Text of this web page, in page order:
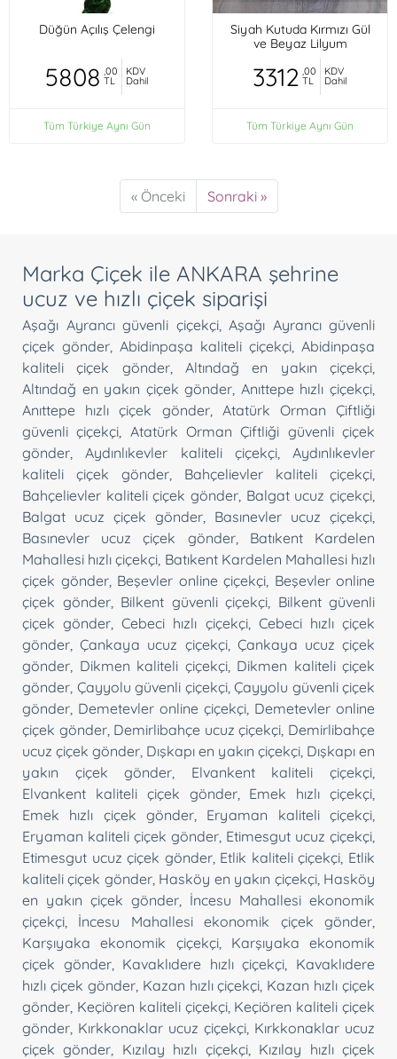
Düğün Açılış Çelengi
5808 ,00
TL
KDV
Dahil
Tüm Türkiye Aynı Gün
Siyah Kutuda Kırmızı Gül
ve Beyaz Lilyum
3312 ,00
TL
KDV
Dahil
Tüm Türkiye Aynı Gün
« Önceki Sonraki »
Marka Çiçek ile ANKARA şehrine
ucuz ve hızlı çiçek siparişi
Aşağı Ayrancı güvenli çiçekçi, Aşağı Ayrancı güvenli
çiçek gönder Abidinpaşa kaliteli çiçekçi Abidinpaşa
kaliteli çiçek gönder,Altındağ en yakın çiçekçi
Altındağ en yakın çiçek gönder Anıttepe hızlı çiçekçi
Anıttepe hızlı çiçek gönder, Atatürk Orman Çiftliği
güvenli çiçekçi
Atatürk Orman Çiftliği güvenli çiçek
gönder ,Aydınlıkevler kaliteli çiçekçi, Aydınlıkevler
kaliteli çiçek gönder
Bahçelievler kaliteli çiçekçi
Bahçelievler kaliteli çiçek gönder Balgat ucuz çiçekçi
Balgat ucuz çiçek gönder
Basınevler ucuz çiçekçi
Basınevler ucuz çiçek gönder, Batıkent Kardelen
Mahallesi hızlı çiçekçi Batıkent Kardelen Mahallesi hızlı
çiçek gönder, Beşevler online çiçekçi Beşevler online
çiçek gönder, Bilkent güvenli çiçekçi
Bilkent güvenli
çiçek gönder ,Cebeci hızlı çiçekçi, Cebeci hızlı çiçek
gönder ,Çankaya ucuz çiçekçi, Çankaya ucuz çiçek
gönder Dikmen kaliteli çiçekçi, Dikmen kaliteli çiçek
gönder Çayyolu güvenli çiçekçi, Çayyolu güvenli çiçek
gönder Demetevler online çiçekçi Demetevler online
çiçek gönder, Demirlibahçe ucuz çiçekçi Demirlibahçe
ucuz çiçek gönder Dışkapı en yakın çiçekçi Dışkapı en
yakın çiçek gönder
Elvankent kaliteli çiçekçi
Elvankent kaliteli çiçek gönder, Emek hızlı çiçekçi
Emek hızlı çiçek gönder
Eryaman kaliteli çiçekçi
Eryaman kaliteli çiçek gönder Etimesgut ucuz çiçekçi
Etimesgut ucuz çiçek gönder, Etlik kaliteli çiçekçi Etlik
kaliteli çiçek gönder, Hasköy en yakın çiçekçi, Hasköy
en yakın çiçek gönder
İncesu Mahallesi ekonomik
çiçekçi
İncesu Mahallesi ekonomik çiçek gönder
Karşıyaka ekonomik çiçekçi, Karşıyaka ekonomik
çiçek gönder, Kavaklıdere hızlı çiçekçi
Kavaklıdere
hızlı çiçek gönder, Kazan hızlı çiçekçi Kazan hızlı çiçek
gönder Keçiören kaliteli çiçekçi, Keçiören kaliteli çiçek
gönder Kırkkonaklar ucuz çiçekçi Kırkkonaklar ucuz
çiçek gönder
Kızılay hızlı çiçekçi, Kızılay hızlı çiçek